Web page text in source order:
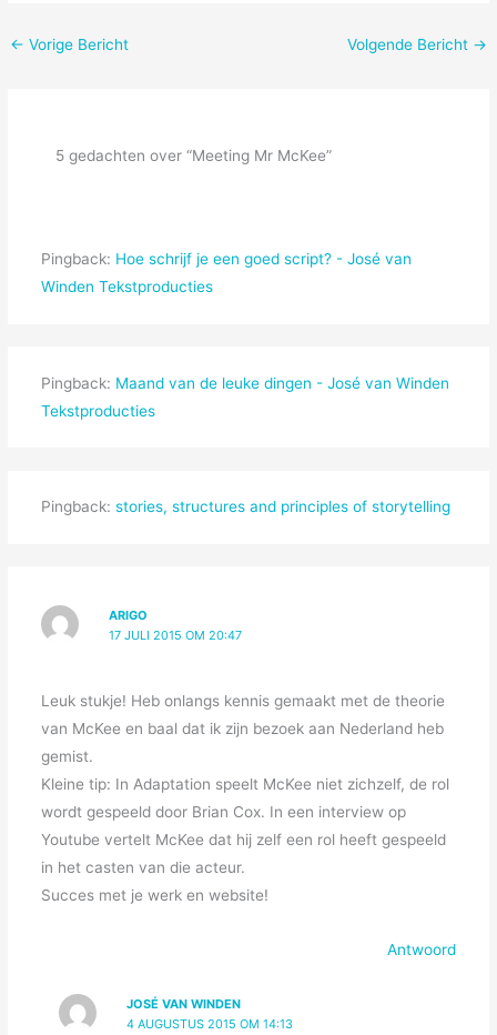
← Vorige Bericht Volgende Bericht →
5 gedachten over “Meeting Mr McKee”
Pingback: Hoe schrijf je een goed script? - José van
Winden Tekstproducties
Pingback: Maand van de leuke dingen - José van Winden
Tekstproducties
Pingback: stories, structures and principles of storytelling
ARIGO
17 JULI 2015 OM 20:47
Leuk stukje! Heb onlangs kennis gemaakt met de theorie
van McKee en baal dat ik zijn bezoek aan Nederland heb
gemist.
Kleine tip: In Adaptation speelt McKee niet zichzelf, de rol
wordt gespeeld door Brian Cox. In een interview op
Youtube vertelt McKee dat hij zelf een rol heeft gespeeld
in het casten van die acteur.
Succes met je werk en website!
Antwoord
JOSÉ VAN WINDEN
4 AUGUSTUS 2015 OM 14:13